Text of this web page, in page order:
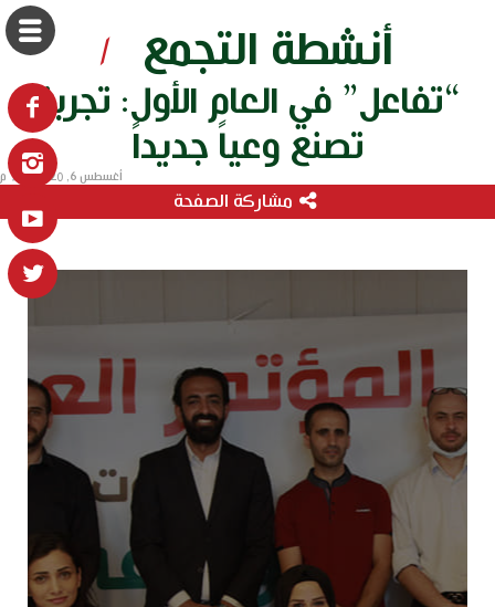
أنشطة التجمع
/
“تفاعل” في العام الأول: تجربة
تصنع وعياً جديداً
أغسطس 6, 2020 7:12 م
مشاركة الصفحة